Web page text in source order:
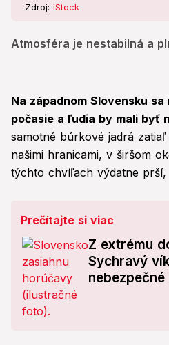
Zdroj: iStock
Atmosféra je nestabilná a
Na západnom Slovensku
počasie a ľudia by mali byť
samotné búrkové jadrá
našimi hranicami, v širšom
týchto chvíľach výdatne
Prečítajte si viac
Z extrému
Sychravý